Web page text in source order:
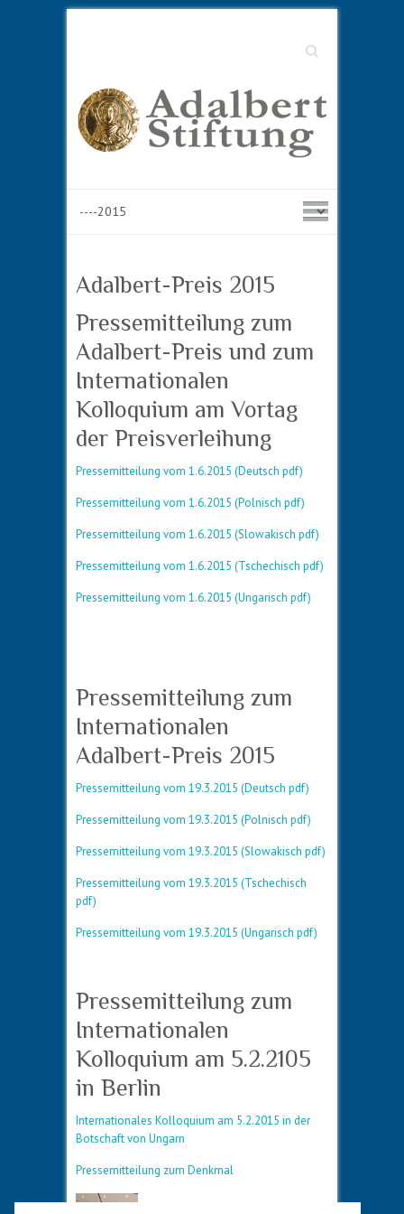
Suche
Adalbert-Preis 2015
Pressemitteilung zum
Adalbert-Preis und zum
Internationalen
Kolloquium am Vortag
der Preisverleihung
Pressemitteilung vom 1.6.2015 (Deutsch pdf)
Pressemitteilung vom 1.6.2015 (Polnisch pdf)
Pressemitteilung vom 1.6.2015 (Slowakisch pdf)
Pressemitteilung vom 1.6.2015 (Tschechisch pdf)
Pressemitteilung vom 1.6.2015 (Ungarisch pdf)
Pressemitteilung zum
Internationalen
Adalbert-Preis 2015
Pressemitteilung vom 19.3.2015 (Deutsch pdf)
Pressemitteilung vom 19.3.2015 (Polnisch pdf)
Pressemitteilung vom 19.3.2015 (Slowakisch pdf)
Pressemitteilung vom 19.3.2015 (Tschechisch
pdf)
Pressemitteilung vom 19.3.2015 (Ungarisch pdf)
Pressemitteilung zum
Internationalen
Kolloquium am 5.2.2105
in Berlin
Internationales Kolloquium am 5.2.2015 in der
Botschaft von Ungarn
Pressemitteilung zum Denkmal